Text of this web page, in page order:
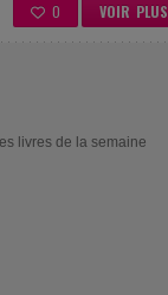
VOIR PLUS
0
livres de la semaine